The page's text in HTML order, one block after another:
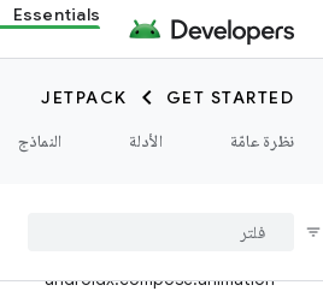
Essentials
GET STARTED
JETPACK
نظرة عامّة
الأدلة النماذج
androidx.camera.media3
androidx.camera.viewfinder
androidx.car
compose
androidx.compose.animation